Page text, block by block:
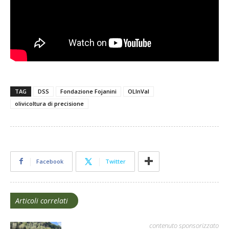
TAG DSS Fondazione Fojanini
OLInVal
olivicoltura di precisione
Facebook Twitter
Articoli correlati
contenuto sponsorizzato